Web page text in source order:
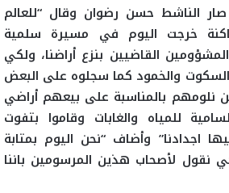
الناشط حسن رضوان وقال “للعالم
خرجت اليوم في مسيرة سلمية
القاضيين بنزع أراضنا، ولكي
السكوت والخمود كما سجلوه على البعض
نلومهم بالمناسبة على بيعهم أراضي
للمياه والغابات وقاموا بتفوت
اجدادنا” وأضاف “نحن اليوم بمتابة
نقول لأصحاب هذين المرسومين باننا